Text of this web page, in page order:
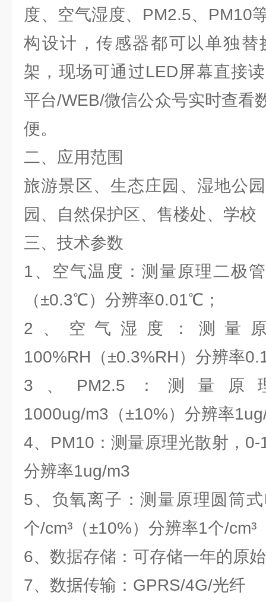
度、空气湿度、PM2.5、PM10
构设计，传感器都可以单独替
架，现场可通过LED屏幕直接
平台/WEB/微信公众号实时查看
便。
二、应用范围
旅游景区、生态庄园、湿地公
园、自然保护区、售楼处、学校
三、技术参数
1、空气温度：测量原理二极
（±0.3℃）分辨率0.01℃；
2、空气湿度：测量
100%RH（±0.3%RH）分辨率
3、PM2.5：测量原
1000ug/m3（±10%）分辨率
4、PM10：测量原理光散射，
分辨率1ug/m3
5、负氧离子：测量原理圆筒
个/cm³（±10%）分辨率1个/cm³
6、数据存储：可存储一年的原
7、数据传输：GPRS/4G/光纤